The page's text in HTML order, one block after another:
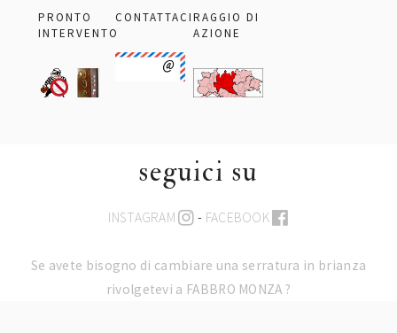
PRONTO
INTERVENTO
CONTATTACIRAGGIO DI
AZIONE
seguici su
INSTAGRAM - FACEBOOK
Se avete bisogno di cambiare una serratura in brianza
rivolgetevi a FABBRO MONZA ?